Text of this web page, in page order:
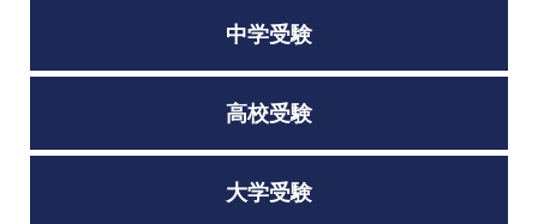
中学受験
高校受験
大学受験